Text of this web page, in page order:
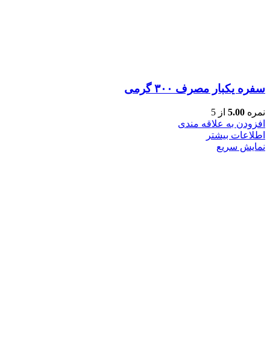
سفره یکبار مصرف ۳۰۰ گرمی
نمره 5.00 از 5
افزودن به علاقه مندی
اطلاعات بیشتر
نمایش سریع